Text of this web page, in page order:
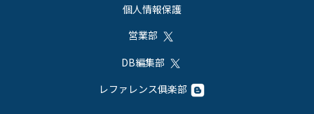
個人情報保護
営業部
DB編集部
レファレンス俱楽部